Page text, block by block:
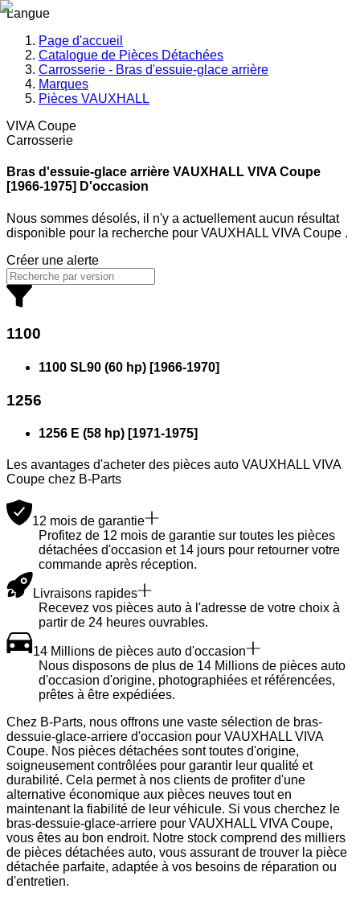
Langue
Page d'accueil
Catalogue de Pièces Détachées
Carrosserie - Bras d'essuie-glace arrière
Marques
Pièces VAUXHALL
VIVA Coupe
Carrosserie
Bras d'essuie-glace arrière VAUXHALL VIVA Coupe
[1966-1975] D'occasion
Nous sommes désolés, il n'y a actuellement aucun résultat
disponible pour la recherche pour VAUXHALL VIVA Coupe .
Créer une alerte
1100
1100 SL90 (60 hp) [1966-1970]
1256
1256 E (58 hp) [1971-1975]
Les avantages d'acheter des pièces auto VAUXHALL VIVA
Coupe chez B-Parts
12 mois de garantie
Profitez de 12 mois de garantie sur toutes les pièces
détachées d'occasion et 14 jours pour retourner votre
commande après réception.
Livraisons rapides
Recevez vos pièces auto à l'adresse de votre choix à
partir de 24 heures ouvrables.
14 Millions de pièces auto d'occasion
Nous disposons de plus de 14 Millions de pièces auto
d'occasion d'origine, photographiées et référencées,
prêtes à être expédiées.
Chez B-Parts, nous offrons une vaste sélection de bras-
dessuie-glace-arriere d'occasion pour VAUXHALL VIVA
Coupe. Nos pièces détachées sont toutes d'origine,
soigneusement contrôlées pour garantir leur qualité et
durabilité. Cela permet à nos clients de profiter d'une
alternative économique aux pièces neuves tout en
maintenant la fiabilité de leur véhicule. Si vous cherchez le
bras-dessuie-glace-arriere pour VAUXHALL VIVA Coupe,
vous êtes au bon endroit. Notre stock comprend des milliers
de pièces détachées auto, vous assurant de trouver la pièce
détachée parfaite, adaptée à vos besoins de réparation ou
d'entretien.